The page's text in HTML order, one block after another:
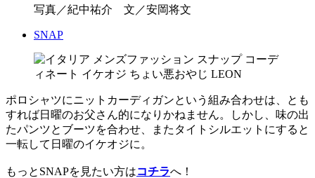
写真／紀中祐介 文／安岡将文
SNAP
ポロシャツにニットカーディガンという組み合わせは、とも
すれば日曜のお父さん的になりかねません。しかし、味の出
たパンツとブーツを合わせ、またタイトシルエットにすると
一転して日曜のイケオジに。
もっとSNAPを見たい方はコチラへ！